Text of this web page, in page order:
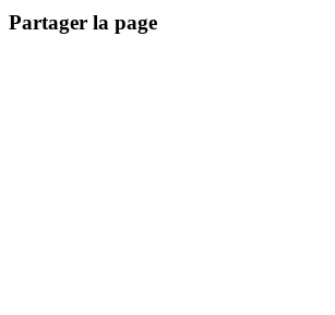
Partager la page